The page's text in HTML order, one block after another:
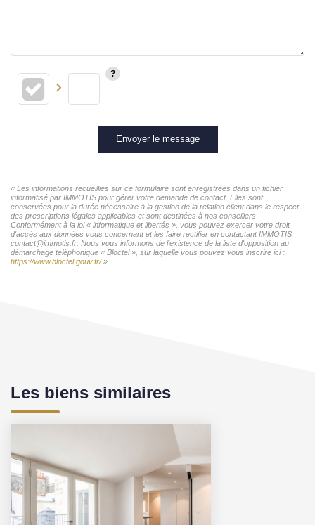
Envoyer le message
« Les informations recueillies sur ce formulaire sont enregistrées dans un fichier
informatisé par IMMOTIS pour gérer votre demande de contact. Elles sont
conservées pour la durée nécessaire à la gestion de la relation client dans le respect
des prescriptions légales applicables et sont destinées à nos conseillers
Conformément à la loi « informatique et libertés », vous pouvez exercer votre droit
d'accès aux données vous concernant et les faire rectifier en contactant IMMOTIS
contact@immotis.fr. Nous vous informons de l'existence de la liste d'opposition au
démarchage téléphonique « Bloctel », sur laquelle vous pouvez vous inscrire ici :
https://www.bloctel.gouv.fr/»
Les biens similaires